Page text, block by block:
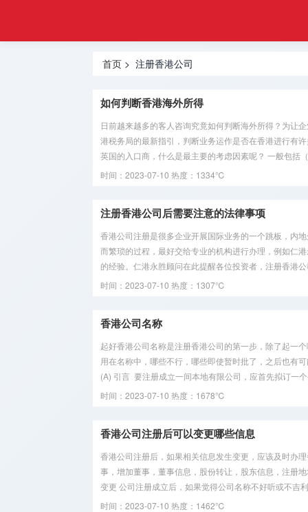
注册
登记
网
公司
注册香港
注册美国
公司
公司
海外金融
牌照
公司银行
开户
知识产权
首页 > 注册香港公司
如何判断香港海外所得
日前越来越多的客人咨询究竟如何判断海外所得？为让
港税务局的最新指引，判断业务运作是否在香港进行有
英国的入口商，什么是最主要的考虑因素呢？ 一般包括
时间：2023-07-10 热度：1334℃
注册香港公司后需要注意的法律事项
香港公司注册是很多企业开展国际业务的一个跳板，内
而繁琐的过程，最好交给专业的机构进行办理，例如仁
的经验。仁港永胜顾问在此提醒各位投资者，注册香港
时间：2023-07-10 热度：1307℃
香港公司名称
起好香港公司名称是注册香港公司的第一步，除了起一
用在名称中，哪些不行，哪些即使暂时批了，之后也有
(A) 引言 要注册成立一间本地有限公司，应首先拟订一
时间：2023-07-10 热度：1678℃
香港公司注册后可以变更哪些信息
香港公司注册后，如果相关信息发生变更，应该及时办
事，增加董事，董事信息，股份转让，股东信息，注册
变更 公司注册成立后，如果觉得公司名称不好听或不吉
时间：2023-07-10 热度：1462℃